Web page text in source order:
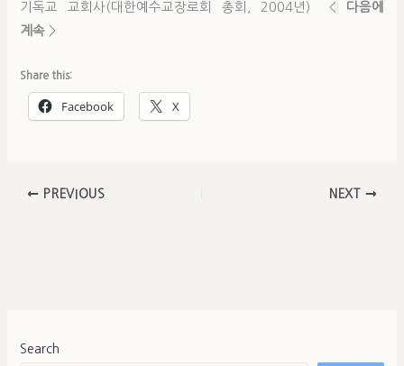
기독교 교회사(대한예수교장로회 총회, 2004년) < 다음에
계속 >
Share this:
Facebook X
PREVIOUS NEXT
Search